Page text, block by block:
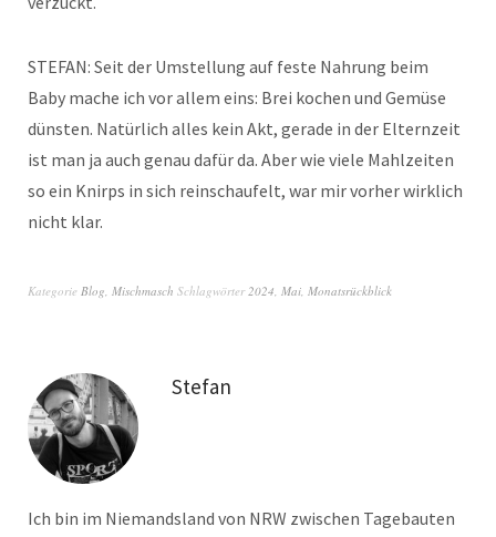
STEFAN: Seit der Umstellung auf feste Nahrung beim
Baby mache ich vor allem eins: Brei kochen und Gemüse
dünsten. Natürlich alles kein Akt, gerade in der Elternzeit
ist man ja auch genau dafür da. Aber wie viele Mahlzeiten
so ein Knirps in sich reinschaufelt, war mir vorher wirklich
nicht klar.
Kategorie Blog, Mischmasch Schlagwörter2024, Mai, Monatsrückblick
Stefan
Ich bin im Niemandsland von NRW zwischen Tagebauten